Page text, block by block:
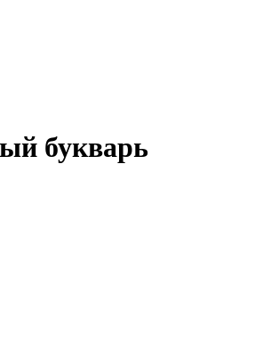
букварь